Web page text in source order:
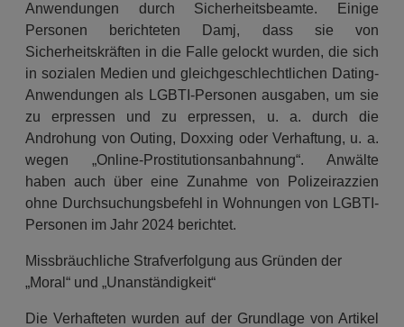
Anwendungen durch Sicherheitsbeamte. Einige
Personen berichteten Damj, dass sie von
Sicherheitskräften in die Falle gelockt wurden, die sich
in sozialen Medien und gleichgeschlechtlichen Dating-
Anwendungen als LGBTI-Personen ausgaben, um sie
zu erpressen und zu erpressen, u. a. durch die
Androhung von Outing, Doxxing oder Verhaftung, u. a.
wegen „Online-Prostitutionsanbahnung“. Anwälte
haben auch über eine Zunahme von Polizeirazzien
ohne Durchsuchungsbefehl in Wohnungen von LGBTI-
Personen im Jahr 2024 berichtet.
Missbräuchliche Strafverfolgung aus Gründen der
„Moral“ und „Unanständigkeit“
Die Verhafteten wurden auf der Grundlage von Artikel